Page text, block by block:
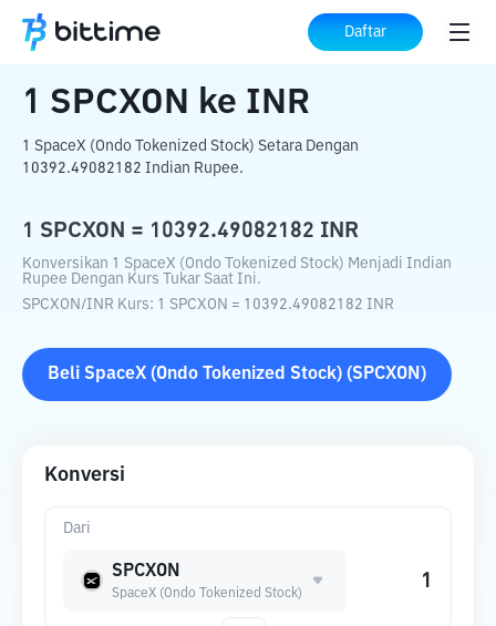
Daftar
Beranda Konverter Kripto SPCXON ke INR
1 SPCXON ke INR
1 SpaceX (Ondo Tokenized Stock) Setara Dengan
10392.49082182 Indian Rupee.
1 SPCXON = 10392.49082182 INR
Konversikan 1 SpaceX (Ondo Tokenized Stock) Menjadi Indian
Rupee Dengan Kurs Tukar Saat Ini.
SPCXON/INR Kurs: 1 SPCXON = 10392.49082182 INR
Beli SpaceX (Ondo Tokenized Stock) (SPCXON )
Konversi
Dari
SPCXON
SpaceX (Ondo Tokenized Stock)